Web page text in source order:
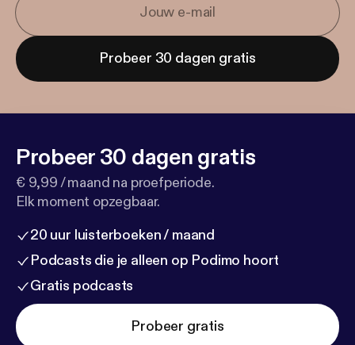
Probeer 30 dagen gratis
Probeer 30 dagen gratis
€ 9,99 / maand na proefperiode.
Elk moment opzegbaar.
20 uur luisterboeken / maand
Podcasts die je alleen op Podimo hoort
Gratis podcasts
Probeer gratis